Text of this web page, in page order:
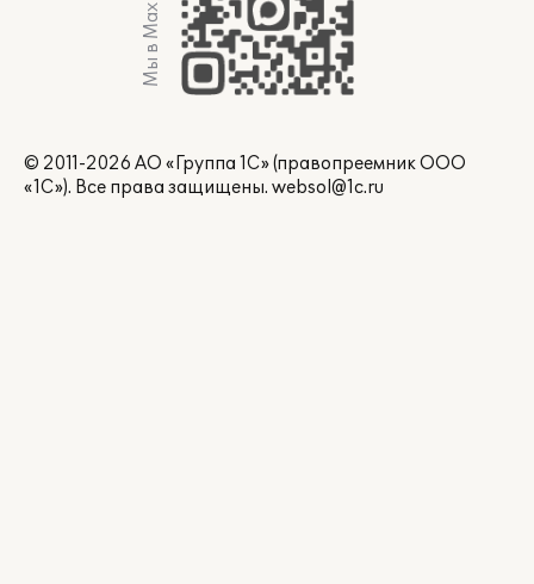
Мы в Max
© 2011-2026 АО «Группа 1С» (правопреемник ООО
«1С»). Все права защищены. websol@1c.ru